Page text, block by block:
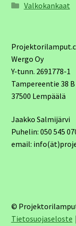
Valkokankaat
Wergo Oy
Y-tunn. 2691778-1
Tampereentie 38
37500 Lempäälä
Jaakko Salmijärvi
Puhelin: 050 545
email:
©
Tietosuojaseloste